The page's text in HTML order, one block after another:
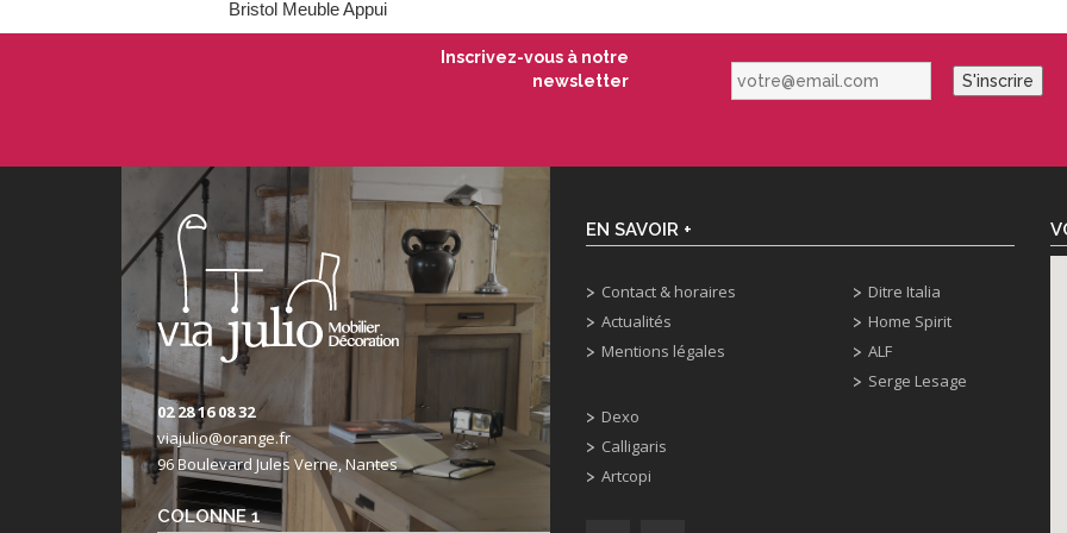
Bristol Meuble Appui
Inscrivez-vous à notre
newsletter
votre@email.com S'inscrire
02 28 16 08 32
viajulio@orange.fr
96 Boulevard Jules Verne, Nantes
COLONNE 1
EN SAVOIR +
Contact & horaires
Actualités
Mentions légales
Dexo
Calligaris
Artcopi
Ditre Italia
Home Spirit
ALF
Serge Lesage